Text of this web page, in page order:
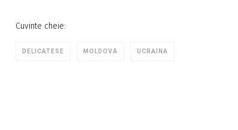
Cuvinte cheie:
DELICATESE MOLDOVA UCRAINA